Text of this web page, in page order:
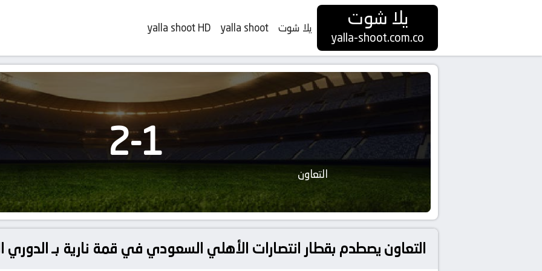
يلا شوت
yalla-shoot.com.co
يلا شوت yalla shoot
yalla shoot HD
التعاون
1
-
2
التعاون يصطدم بقطار انتصارات الأهلي السعودي في قمة نارية بـ